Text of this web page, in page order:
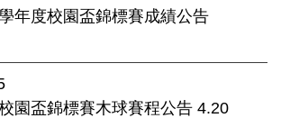
度校園盃錦標賽成績公告
園盃錦標賽木球賽程公告 4.20